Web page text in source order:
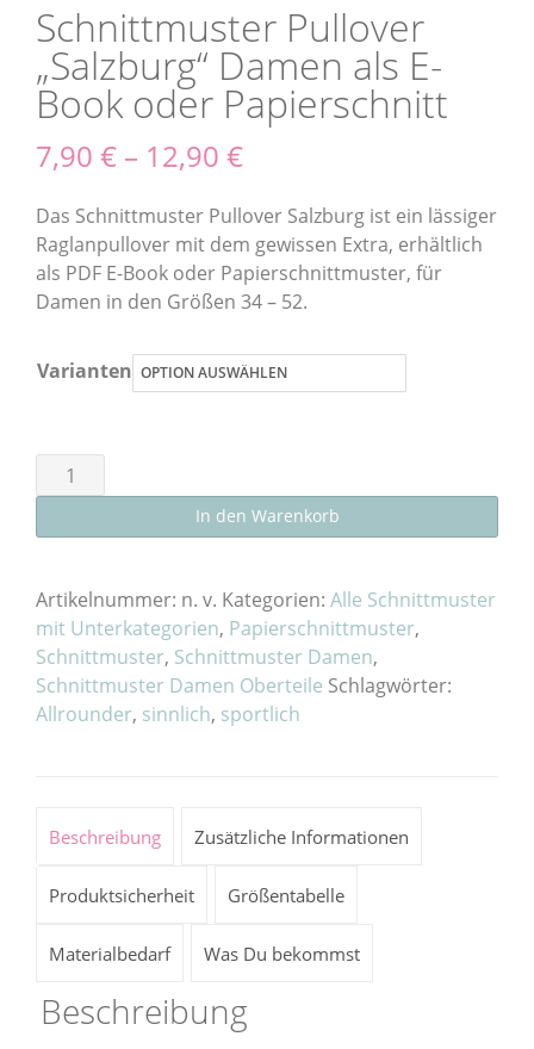
Schnittmuster Pullover
„Salzburg“ Damen als E-
Book oder Papierschnitt
7,90 € – 12,90 €
Das Schnittmuster Pullover Salzburg ist ein lässiger
Raglanpullover mit dem gewissen Extra, erhältlich
als PDF E-Book oder Papierschnittmuster, für
Damen in den Größen 34 – 52.
Varianten
Schnittmuster
Pullover
"Salzburg"
als
E-
Book
oder
Papierschnitt
In den Warenkorb
Artikelnummer: n. v. Kategorien: Alle Schnittmuster
mit Unterkategorien, Papierschnittmuster,
Schnittmuster, Schnittmuster Damen,
Schnittmuster Damen Oberteile Schlagwörter:
Allrounder, sinnlich, sportlich
Beschreibung Zusätzliche Informationen
Produktsicherheit Größentabelle
Materialbedarf Was Du bekommst
Beschreibung